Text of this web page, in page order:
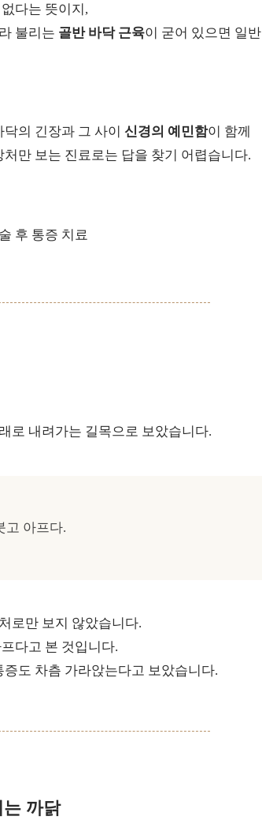
다는 뜻이지,
불리는 골반 바닥 근육이 굳어 있으면 일반
의 긴장과 그 사이 신경의 예민함이 함께
만 보는 진료로는 답을 찾기 어렵습니다.
로 내려가는 길목으로 보았습니다.
고 아프다.
로만 보지 않았습니다.
다고 본 것입니다.
도 차츰 가라앉는다고 보았습니다.
까닭